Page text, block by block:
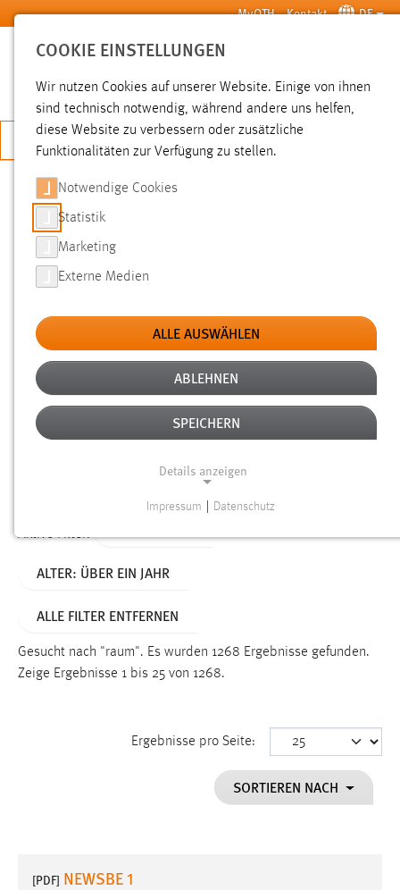
Zum Hauptinhalt springen MyOTH Kontakt DE
SUCHE
JETZT BEWERBEN
SUCHE
FILTER
Typ
Erstellungsdatum
Alter
Aktive Filter:
ALTER: ÜBER EIN JAHR
ALLE FILTER ENTFERNEN
Gesucht nach "raum". Es wurden 1268 Ergebnisse gefunden.
Zeige Ergebnisse 1 bis 25 von 1268.
Ergebnisse pro Seite:
SORTIEREN NACH
[PDF] NEWSBE 1
COOKIE EINSTELLUNGEN
Wir nutzen Cookies auf unserer Website. Einige von ihnen
sind technisch notwendig, während andere uns helfen,
diese Website zu verbessern oder zusätzliche
Funktionalitäten zur Verfügung zu stellen.
Notwendige Cookies
Statistik
Marketing
Externe Medien
ALLE AUSWÄHLEN
ABLEHNEN
SPEICHERN
Details anzeigen
Funktionen und sind für die einwandfreie Funktion der
Name:
Dieser Cookie speichert die ausgewählten Einverständnis-
Performance
Impressum Datenschutz